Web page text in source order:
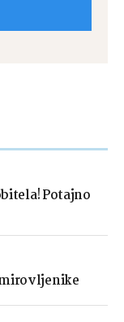
Potajno